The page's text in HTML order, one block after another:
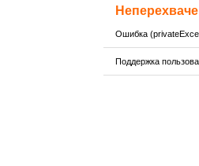
Ошибка
Поддержка